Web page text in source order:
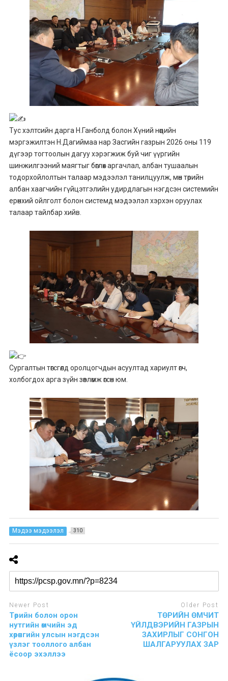
Тус хэлтсийн дарга Н.Ганболд болон Хүний нөөцийн
мэргэжилтэн Н.Дагиймаа нар Засгийн газрын 2026 оны 119
дүгээр тогтоолын дагуу хэрэгжиж буй чиг үүргийн
шинжилгээний маягтыг бөглөх аргачлал, албан тушаалын
тодорхойлолтын талаар мэдээлэл танилцуулж, мөн төрийн
албан хаагчийн гүйцэтгэлийн удирдлагын нэгдсэн системийн
ерөнхий ойлголт болон системд мэдээлэл хэрхэн оруулах
талаар тайлбар хийв.
Сургалтын төгсгөлд оролцогчдын асуултад хариулт өгч,
холбогдох арга зүйн зөвлөмж өгсөн юм.
Мэдээ мэдээлэл 310
Newer Post
Төрийн болон орон
нутгийн өмчийн эд
хөрөнгийн улсын нэгдсэн
үзлэг тооллого албан
ёсоор эхэллээ
Older Post
ТӨРИЙН ӨМЧИТ
ҮЙЛДВЭРИЙН ГАЗРЫН
ЗАХИРЛЫГ СОНГОН
ШАЛГАРУУЛАХ ЗАР